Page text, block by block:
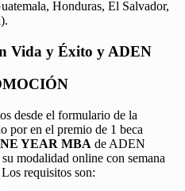
Honduras, El Salvador,
Vida y Éxito y ADEN
desde el formulario de la
por en el premio de 1 beca
YEAR MBA de ADEN
modalidad online con semana
requisitos son: